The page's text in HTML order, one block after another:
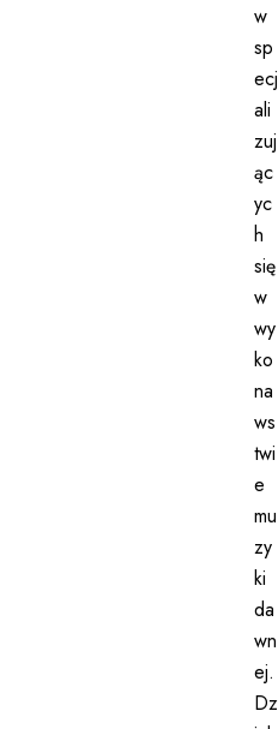
w
sp
ecj
ali
zuj
ąc
yc
h
się
w
wy
ko
na
ws
twi
e
mu
zy
ki
da
wn
ej.
Dz